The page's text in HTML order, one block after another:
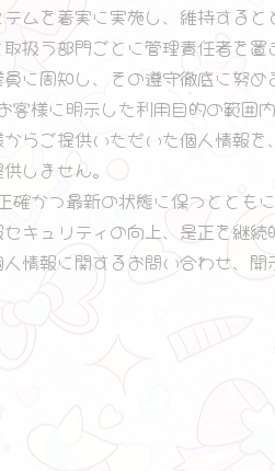
ムを着実に実施し、維持すると
扱う部門ごとに管理責任者を
に周知し、その遵守徹底に努め
客様に明示した利用目的の範囲
らご提供いただいた個人情報
しません。
かつ最新の状態に保つととも
キュリティの向上、是正を継続
情報に関するお問い合わせ、開